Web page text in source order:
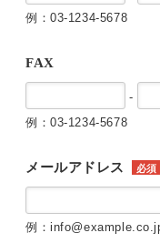
例：03-1234-5678
FAX
-
例：03-1234-5678
メールアドレス 必須
例：